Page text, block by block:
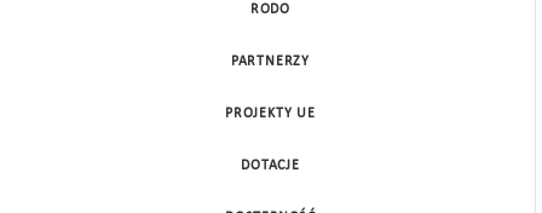
RODO
PARTNERZY
PROJEKTY UE
DOTACJE